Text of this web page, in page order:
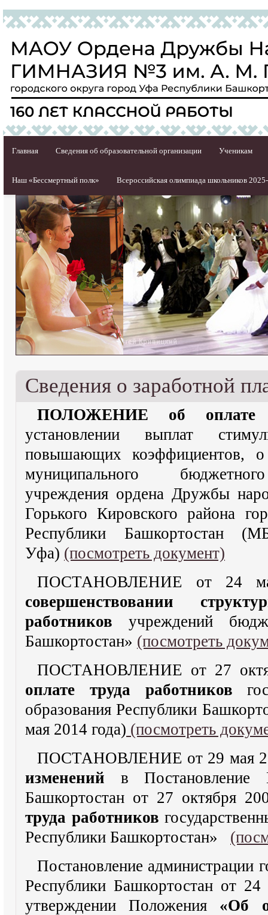
Главная Сведения об образовательной организации Ученикам
Наш «Бессмертный полк» Всероссийская олимпиада школьников
Сведения о заработной
ПОЛОЖЕНИЕ об оплате
установлении выплат
повышающих коэффициентов, о
муниципального
учреждения ордена Дружбы
Горького Кировского района
Республики
Уфа) (посмотреть документ)
ПОСТАНОВЛЕНИЕ от 24
совершенствовании
работников учреждений
Башкортостан» (посмотреть
ПОСТАНОВЛЕНИЕ от 27
оплате труда работников
образования Республики
мая 2014 года) (посмотреть
ПОСТАНОВЛЕНИЕ от 29 мая
изменений в Постановление
Башкортостан от 27 октября
труда работников
Республики Башкортостан»
Постановление администрации
Республики Башкортостан от
утверждении Положения «Об